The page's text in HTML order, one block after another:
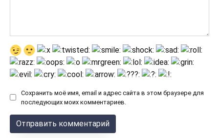
Сохранить моё имя, email и адрес сайта в этом браузере для
последующих моих комментариев.